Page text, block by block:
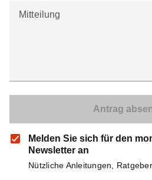
Mitteilung
Melden Sie sich für den
Newsletter an
Nützliche Anleitungen,